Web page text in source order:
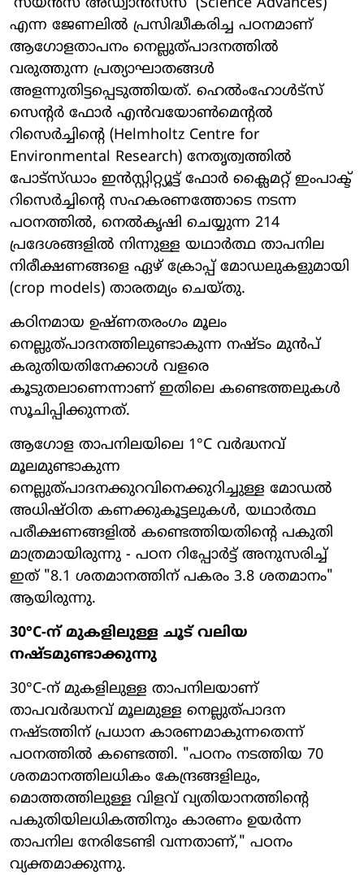
എന്ന ജേണലിൽ പ്രസിദ്ധീകരിച്ച പഠനമാണ്
ആഗോളതാപനം നെല്ലുത്പാദനത്തിൽ
വരുത്തുന്ന പ്രത്യാഘാതങ്ങൾ
അളന്നുതിട്ടപ്പെടുത്തിയത്. ഹെൽംഹോൾട്സ്
സെന്റർ ഫോർ എൻവയോൺമെന്റൽ
റിസെർച്ചിന്റെ (Helmholtz Centre for
Environmental Research) നേതൃത്വത്തിൽ
പോട്സ്ഡാം ഇൻസ്റ്റിറ്റ്യൂട്ട് ഫോർ ക്ലൈമറ്റ് ഇംപാക്ട്
റിസെർച്ചിന്റെ സഹകരണത്തോടെ നടന്ന
പഠനത്തിൽ, നെൽകൃഷി ചെയ്യുന്ന 214
പ്രദേശങ്ങളിൽ നിന്നുള്ള യഥാർത്ഥ താപനില
നിരീക്ഷണങ്ങളെ ഏഴ് ക്രോപ്പ് മോഡലുകളുമായി
(crop models) താരതമ്യം ചെയ്തു.
കഠിനമായ ഉഷ്ണതരംഗം മൂലം
നെല്ലുത്പാദനത്തിലുണ്ടാകുന്ന നഷ്ടം മുൻപ്
കരുതിയതിനേക്കാൾ വളരെ
കൂടുതലാണെന്നാണ് ഇതിലെ കണ്ടെത്തലുകൾ
സൂചിപ്പിക്കുന്നത്.
ആഗോള താപനിലയിലെ 1°C വർദ്ധനവ്
മൂലമുണ്ടാകുന്ന
നെല്ലുത്പാദനക്കുറവിനെക്കുറിച്ചുള്ള മോഡൽ
അധിഷ്ഠിത കണക്കുകൂട്ടലുകൾ, യഥാർത്ഥ
പരീക്ഷണങ്ങളിൽ കണ്ടെത്തിയതിന്റെ പകുതി
മാത്രമായിരുന്നു - പഠന റിപ്പോർട്ട് അനുസരിച്ച്
ഇത് "8.1 ശതമാനത്തിന് പകരം 3.8 ശതമാനം"
ആയിരുന്നു.
30°C-ന് മുകളിലുള്ള ചൂട് വലിയ
നഷ്ടമുണ്ടാക്കുന്നു
30°C-ന് മുകളിലുള്ള താപനിലയാണ്
താപവർദ്ധനവ് മൂലമുള്ള നെല്ലുത്പാദന
നഷ്ടത്തിന് പ്രധാന കാരണമാകുന്നതെന്ന്
പഠനത്തിൽ കണ്ടെത്തി. "പഠനം നടത്തിയ 70
ശതമാനത്തിലധികം കേന്ദ്രങ്ങളിലും,
മൊത്തത്തിലുള്ള വിളവ് വ്യതിയാനത്തിന്റെ
പകുതിയിലധികത്തിനും കാരണം ഉയർന്ന
താപനില നേരിടേണ്ടി വന്നതാണ്," പഠനം
വ്യക്തമാക്കുന്നു.